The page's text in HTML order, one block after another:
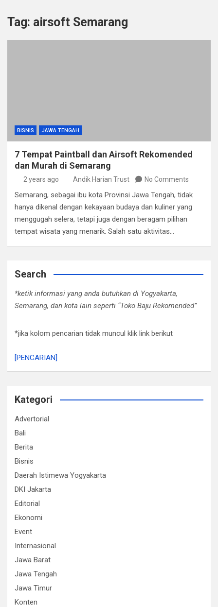
Tag: airsoft Semarang
BISNIS JAWA TENGAH
7 Tempat Paintball dan Airsoft Rekomended
dan Murah di Semarang
2 years ago Andik Harian Trust No Comments
Semarang, sebagai ibu kota Provinsi Jawa Tengah, tidak
hanya dikenal dengan kekayaan budaya dan kuliner yang
menggugah selera, tetapi juga dengan beragam pilihan
tempat wisata yang menarik. Salah satu aktivitas…
Search
*ketik informasi yang anda butuhkan di Yogyakarta,
Semarang, dan kota lain seperti “Toko Baju Rekomended”
*jika kolom pencarian tidak muncul klik link berikut
[PENCARIAN]
Kategori
Advertorial
Bali
Berita
Bisnis
Daerah Istimewa Yogyakarta
DKI Jakarta
Editorial
Ekonomi
Event
Internasional
Jawa Barat
Jawa Tengah
Jawa Timur
Konten